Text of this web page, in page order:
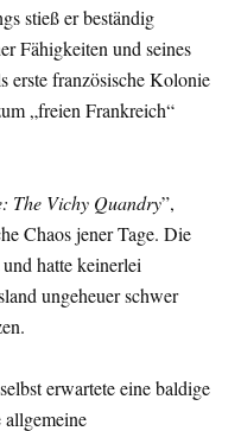
stieß er beständig
Fähigkeiten und seines
erste französische Kolonie
„freien Frankreich“
The Vichy Quandry”,
Chaos jener Tage. Die
hatte keinerlei
ungeheuer schwer
erwartete eine baldige